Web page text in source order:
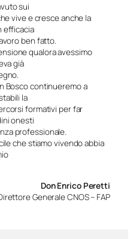
sui
vive e cresce anche la
efficacia
ben fatto.
qualora avessimo
già
Bosco continueremo a
la
formativi per far
onesti
professionale.
che stiamo vivendo abbia
Don Enrico Peretti
Generale CNOS – FAP